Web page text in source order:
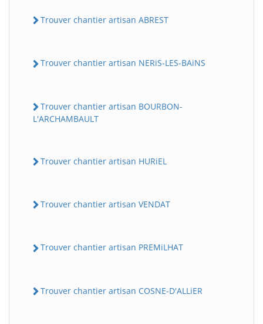
Trouver chantier artisan ABREST
Trouver chantier artisan NERiS-LES-BAiNS
Trouver chantier artisan BOURBON-
L'ARCHAMBAULT
Trouver chantier artisan HURiEL
Trouver chantier artisan VENDAT
Trouver chantier artisan PREMiLHAT
Trouver chantier artisan COSNE-D'ALLiER